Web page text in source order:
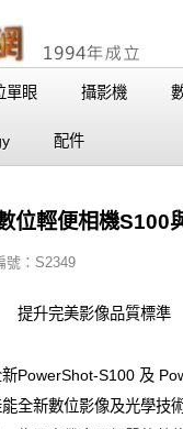
單眼 攝影機
配件
位輕便相機S100
號：S2349
升完美影像品質標準
PowerShot-S100 及
全新數位影像及光學技